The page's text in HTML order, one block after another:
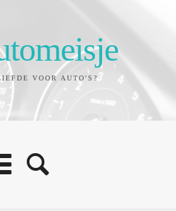
VOOR AUTO'S?